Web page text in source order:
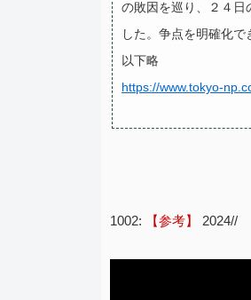
の敗因を巡り、２４日
した。争点を明確化
以下略
https://www.tokyo-
1002: 【参考】 2024//